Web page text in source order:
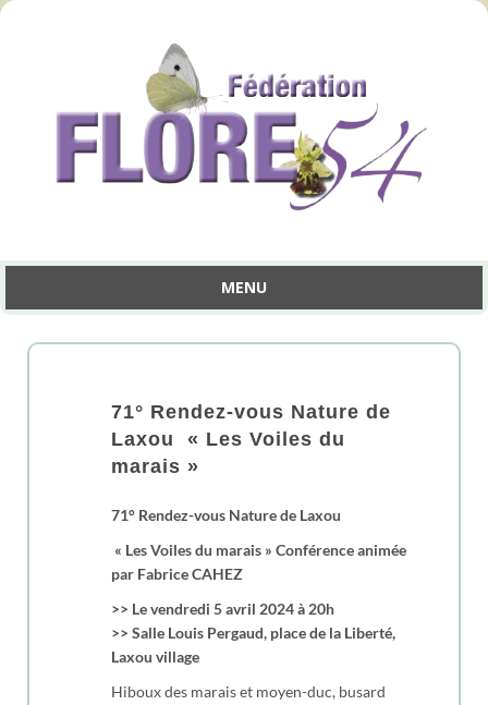
MENU
Aller
71° Rendez-vous Nature de
Laxou « Les Voiles du
marais »
71° Rendez-vous Nature de Laxou
« Les Voiles du marais » Conférence animée
par Fabrice CAHEZ
>> Le vendredi 5 avril 2024 à 20h
>> Salle Louis Pergaud, place de la Liberté,
Laxou village
Hiboux des marais et moyen-duc, busard